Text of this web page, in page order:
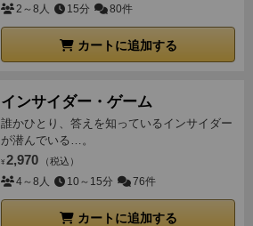
2～8人 15分 80件
カートに追加する
インサイダー・ゲーム
誰かひとり、答えを知っているインサイダー
が潜んでいる…。
¥ 2,970 （税込）
4～8人 10～15分 76件
カートに追加する